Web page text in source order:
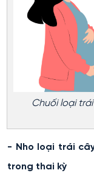
Chuối loại
- Nho loại trái
trong thai kỳ